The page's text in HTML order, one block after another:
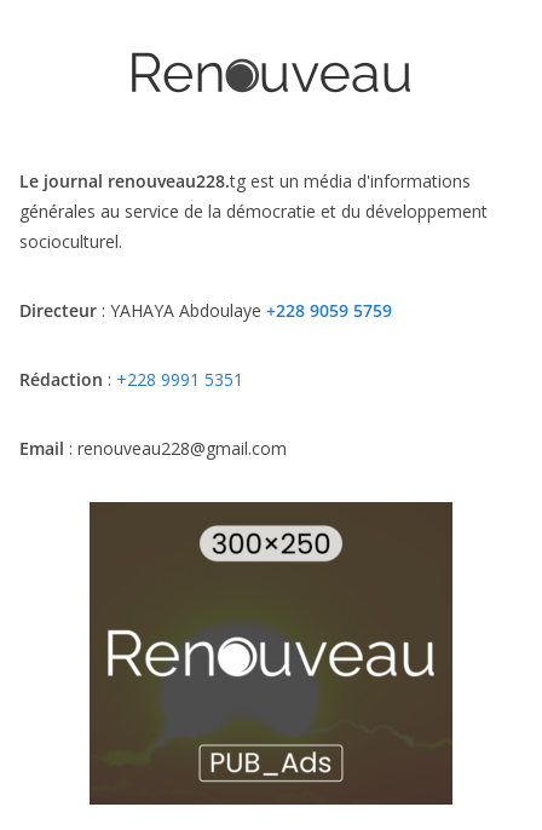
Le journal renouveau228.tg est un média d'informations
générales au service de la démocratie et du développement
socioculturel.
Directeur : YAHAYA Abdoulaye +228 9059 5759
Rédaction : +228 9991 5351
Email : renouveau228@gmail.com